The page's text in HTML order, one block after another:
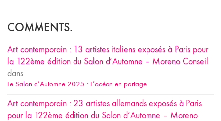
COMMENTS.
Art contemporain : 13 artistes italiens exposés à Paris pour
la 122ème édition du Salon d’Automne – Moreno Conseil
dans
Le Salon d’Automne 2025 : L’océan en partage
Art contemporain : 23 artistes allemands exposés à Paris
pour la 122ème édition du Salon d’Automne – Moreno